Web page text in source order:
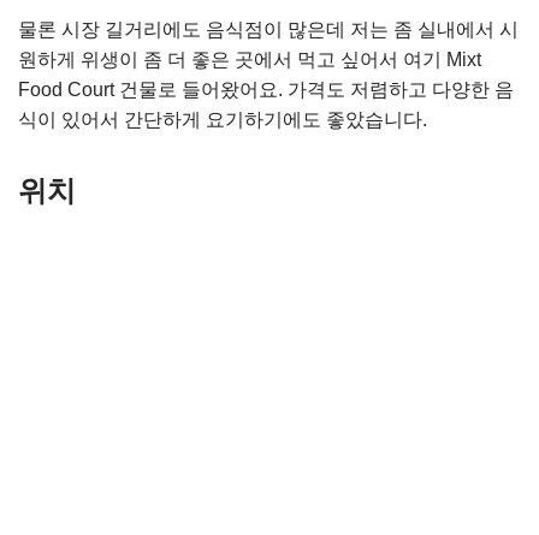
물론 시장 길거리에도 음식점이 많은데 저는 좀 실내에서 시
원하게 위생이 좀 더 좋은 곳에서 먹고 싶어서 여기 Mixt
Food Court 건물로 들어왔어요. 가격도 저렴하고 다양한 음
식이 있어서 간단하게 요기하기에도 좋았습니다.
위치